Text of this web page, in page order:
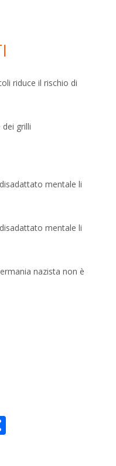
riduce il rischio di
dei grilli
mentale li
mentale li
nazista non è